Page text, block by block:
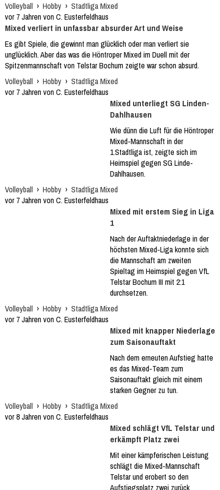
Volleyball › Hobby › Stadtliga Mixed
vor 7 Jahren von C. Eusterfeldhaus
Mixed verliert in unfassbar absurder Art und Weise
Es gibt Spiele, die gewinnt man glücklich oder man verliert sie
unglücklich. Aber das was die Höntroper Mixed im Duell mit der
Spitzenmannschaft von Telstar Bochum zeigte war schon absurd.
Volleyball › Hobby › Stadtliga Mixed
vor 7 Jahren von C. Eusterfeldhaus
Mixed unterliegt SG Linden-
Dahlhausen
Wie dünn die Luft für die Höntroper
Mixed-Mannschaft in der
1.Stadtliga ist, zeigte sich im
Heimspiel gegen SG Linde-
Dahlhausen.
Volleyball › Hobby › Stadtliga Mixed
vor 7 Jahren von C. Eusterfeldhaus
Mixed mit erstem Sieg in Liga
1
Nach der Auftaktniederlage in der
höchsten Mixed-Liga konnte sich
die Mannschaft am zweiten
Spieltag im Heimspiel gegen VfL
Telstar Bochum III mit 2:1
durchsetzen.
Volleyball › Hobby › Stadtliga Mixed
vor 7 Jahren von C. Eusterfeldhaus
Mixed mit knapper Niederlage
zum Saisonauftakt
Nach dem erneuten Aufstieg hatte
es das Mixed-Team zum
Saisonauftakt gleich mit einem
starken Gegner zu tun.
Volleyball › Hobby › Stadtliga Mixed
vor 8 Jahren von C. Eusterfeldhaus
Mixed schlägt VfL Telstar und
erkämpft Platz zwei
Mit einer kämpferischen Leistung
schlägt die Mixed-Mannschaft
Telstar und erobert so den
Aufstiegsplatz zwei zurück.